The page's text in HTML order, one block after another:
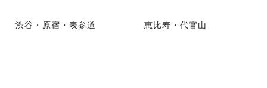
渋谷・原宿・表参道 恵比寿・代官山